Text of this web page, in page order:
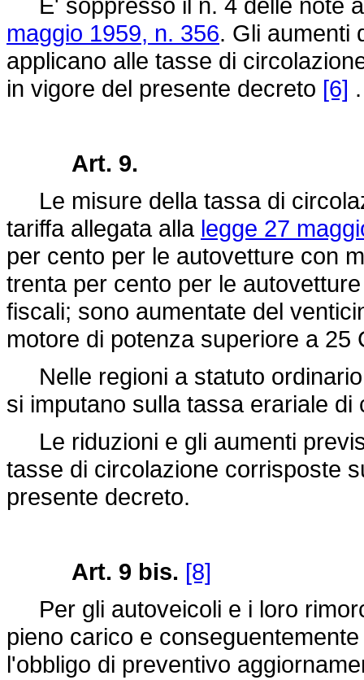
maggio 1959, n. 356. Gli aumenti
applicano alle tasse di
in vigore del presente decreto [6] .
Art. 9.
Le misure della tassa di
tariffa allegata alla legge 27
per cento per le autovetture con
trenta per cento per le
fiscali; sono aumentate del
motore di potenza superiore a 25
Nelle regioni a statuto
si imputano sulla tassa erariale di
Le riduzioni e gli aumenti
tasse di circolazione corrisposte
presente decreto.
Art. 9 bis. [8]
Per gli autoveicoli e i loro
pieno carico e
l'obbligo di preventivo